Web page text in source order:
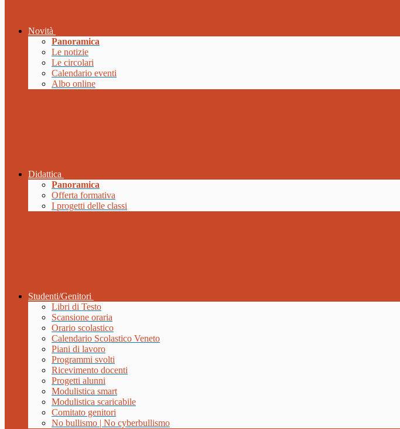
Novità
Panoramica
Le notizie
Le circolari
Calendario eventi
Albo online
Didattica
Panoramica
Offerta formativa
I progetti delle classi
Studenti/Genitori
Libri di Testo
Scansione oraria
Orario scolastico
Calendario Scolastico Veneto
Piani di lavoro
Programmi svolti
Ricevimento docenti
Progetti alunni
Modulistica smart
Modulistica scaricabile
Comitato genitori
No bullismo | No cyberbullismo